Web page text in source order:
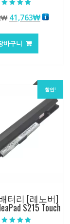
5.00
로 평가됨
₩ 원
가
격:
41,763₩현
바구니
할인!
터리 [레노버]
S215 Touch